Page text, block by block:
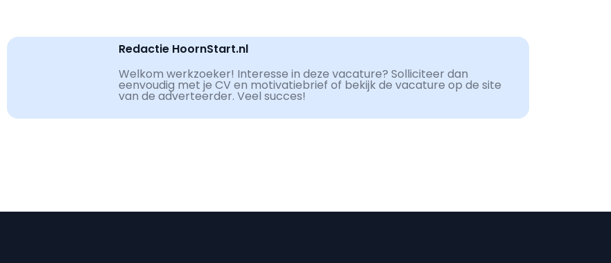
Redactie HoornStart.nl
Welkom werkzoeker! Interesse in deze vacature? Solliciteer dan
eenvoudig met je CV en motivatiebrief of bekijk de vacature op de site
van de adverteerder. Veel succes!